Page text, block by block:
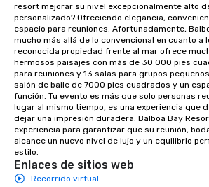
Bespoke Curation: From solo "Noir"
pianists to full "Big Band" Pop Nouveau
orchestras. Versatile Repertoire: A
library of hundreds of modern hits
rearranged with syncopation, swing,
and soul. ► Visual Sophistication: Our
performers reflect the "Nouveau"
aesthetic—classic elegance with a
modern edge. By choosing Pop
Nouveau Jazz, you aren't just booking
a band; you are securing an
immersive experience. We specialize
resort mejorar su nivel excepcionalmente alto
personalizado? Ofreciendo elegancia,
espacio para reuniones. Afortunadamente,
mucho más allá de lo convencional en cuanto a
reconocida propiedad frente al mar ofrece
hermosos paisajes con más de 30 000 pies
para reuniones y 13 salas para grupos
salón de baile de 7000 pies cuadrados y un
función. Tu evento es más que solo personas
lugar al mismo tiempo, es una experiencia que
dejar una impresión duradera. Balboa Bay
experiencia para garantizar que su reunión,
alcance un nuevo nivel de lujo y un equilibrio
estilo.
Enlaces de sitios web
Recorrido virtual